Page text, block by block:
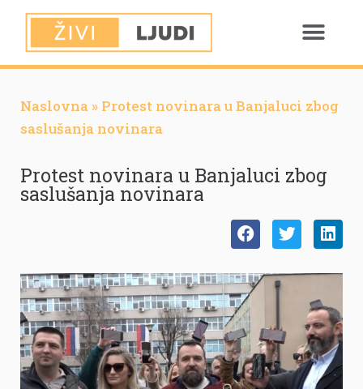
Naslovna » Protest novinara u Banjaluci zbog
saslušanja novinara
Protest novinara u Banjaluci zbog
saslušanja novinara